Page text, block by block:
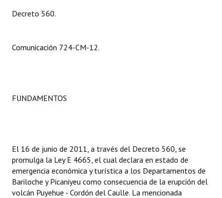
Comunicaciones
INSTITUCIONAL
Registros y Distinciones
Datos Históricos
Decreto 560.
Comunicación 724-CM-12.
FUNDAMENTOS
El 16 de junio de 2011, a través del Decreto 560, se
promulga la Ley E 4665, el cual declara en estado de
emergencia económica y turística a los Departamentos de
Bariloche y Picaniyeu como consecuencia de la erupción del
volcán Puyehue - Cordón del Caulle. La mencionada